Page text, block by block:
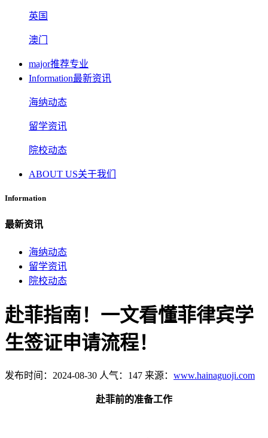
英国
澳门
major推荐专业
Information最新资讯
海纳动态
留学资讯
院校动态
ABOUT US关于我们
Information
最新资讯
海纳动态
留学资讯
院校动态
赴菲指南！一文看懂菲律宾学
生签证申请流程！
发布时间：2024-08-30 人气：147 来源： www.hainaguoji.com
赴菲前的准备工作